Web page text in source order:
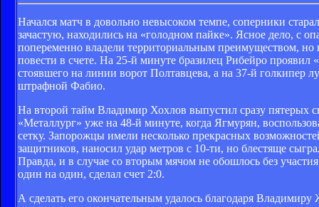
Начался матч в довольно невысоком темпе, соперники
зачастую, находились на «голодном пайке». Ясное дело, с
попеременно владели территориальным преимуществом,
повести в счете. На 25-й минуте бразилец Рибейро проявил
стоявшего на линии ворот Полтавцева, а на 37-й голкипер
штрафной Фабио.
На второй тайм Владимир Хохлов выпустил сразу пятерых
«Металлург» уже на 48-й минуте, когда Ягмурян,
сетку. Запорожцы имели несколько прекрасных
защитников, наносил удар метров с 10-ти, но блестяще
Правда, и в случае со вторым мячом не обошлось без
один на один, сделал счет 2:0.
А сделать его окончательным удалось благодаря